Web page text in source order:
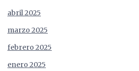
abril 2025
marzo 2025
febrero 2025
enero 2025